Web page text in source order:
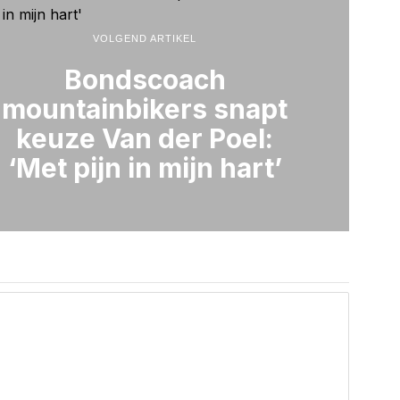
VOLGEND ARTIKEL
Bondscoach
mountainbikers snapt
keuze Van der Poel:
‘Met pijn in mijn hart’